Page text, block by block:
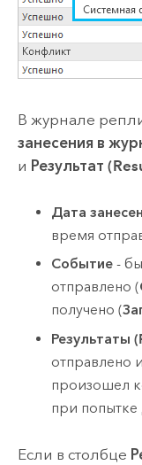
В журнале
занесения в
и Результат
Дата
время
Событие -
отправлено (
получено (
Результаты
отправлено
произошел
при попытке
Если в столбце